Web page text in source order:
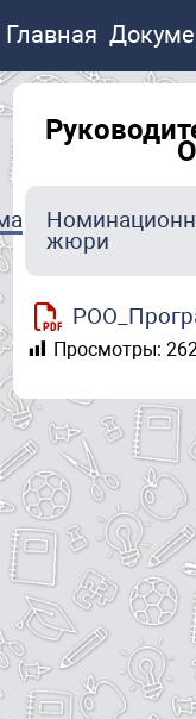
Главная
жюри
Просмотры: